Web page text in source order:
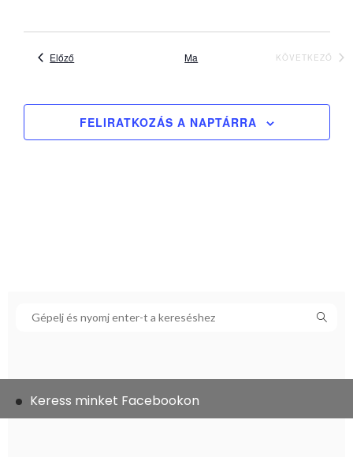
Előző Ma
KÖVETKEZŐ
FELIRATKOZÁS A NAPTÁRRA
Keress minket Facebookon